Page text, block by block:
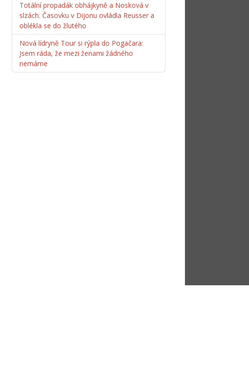
Totální propadák obhájkyně a Nosková v
slzách. Časovku v Dijonu ovládla Reusser a
oblékla se do žlutého
Nová lídryně Tour si rýpla do Pogačara:
Jsem ráda, že mezi ženami žádného
nemáme